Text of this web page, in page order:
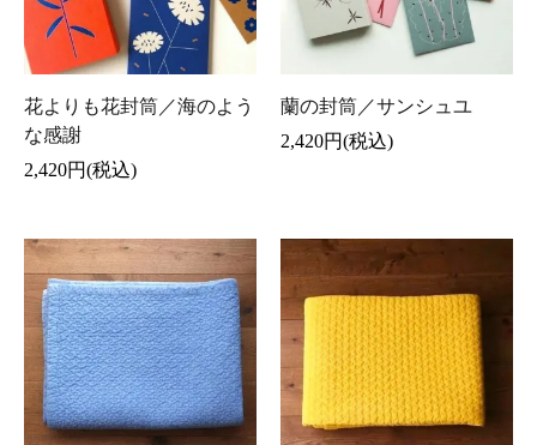
花よりも花封筒／海のよう
な感謝
2,420円(税込)
蘭の封筒／サンシュユ
2,420円(税込)